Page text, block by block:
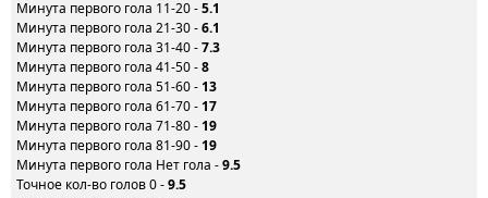
Минута первого гола 11-20 -5.1
Минута первого гола 21-30 -6.1
Минута первого гола 31-40 -7.3
Минута первого гола 41-50 -8
Минута первого гола 51-60 - 13
Минута первого гола 61-70 - 17
Минута первого гола 71-80 - 19
Минута первого гола 81-90 - 19
Минута первого гола Нет гола -9.5
Точное кол-во голов 0 -9.5